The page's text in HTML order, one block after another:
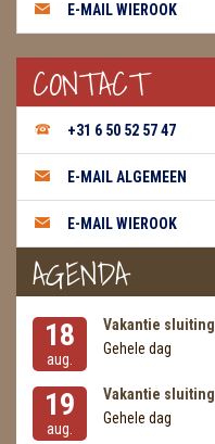
E-MAIL WIEROOK
CONTACT
+31 6 50 52 57 47
E-MAIL ALGEMEEN
E-MAIL WIEROOK
AGENDA
18
aug.
Vakantie sluiting
Gehele dag
19
aug.
Vakantie sluiting
Gehele dag